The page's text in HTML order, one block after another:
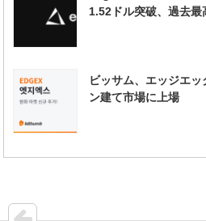
1.52ドル突破、過去最
ビッサム、エッジエ
ン建て市場に上場